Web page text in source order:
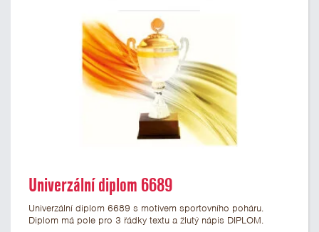
Univerzální diplom 6689
Univerzální diplom 6689 s motivem sportovního poháru.
Diplom má pole pro 3 řádky textu a žlutý nápis DIPLOM.